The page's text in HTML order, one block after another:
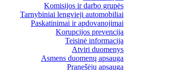
Komisijos ir darbo grupės
Tarnybiniai lengvieji automobiliai
Paskatinimai ir apdovanojimai
Korupcijos prevencija
Teisinė informacija
Atviri duomenys
Asmens duomenų apsauga
Pranešėjų apsauga